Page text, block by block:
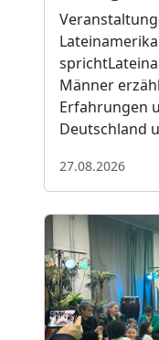
Männer
Erfahrungen
Deutschland
27.08.2026